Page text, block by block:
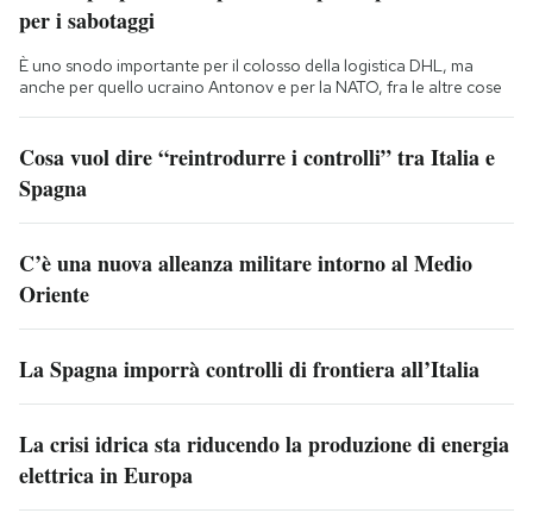
per i sabotaggi
È uno snodo importante per il colosso della logistica DHL, ma
anche per quello ucraino Antonov e per la NATO, fra le altre cose
Cosa vuol dire “reintrodurre i controlli” tra Italia e
Spagna
C’è una nuova alleanza militare intorno al Medio
Oriente
La Spagna imporrà controlli di frontiera all’Italia
La crisi idrica sta riducendo la produzione di energia
elettrica in Europa